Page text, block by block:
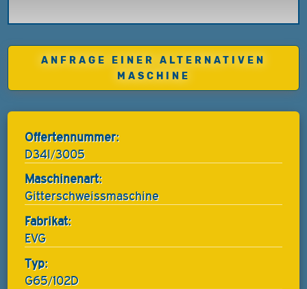
ANFRAGE EINER ALTERNATIVEN
MASCHINE
Offertennummer:
D34I/3005
Maschinenart:
Gitterschweissmaschine
Fabrikat:
EVG
Typ:
G65/102D